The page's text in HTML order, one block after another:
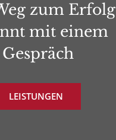
zum Erfolg
mit einem
Gespräch
LEISTUNGEN